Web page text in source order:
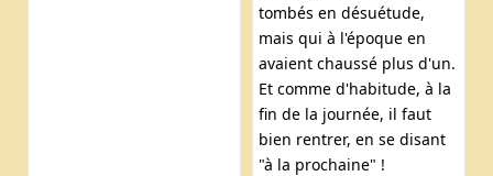
tombés en désuétude,
mais qui à l'époque en
avaient chaussé plus d'un.
Et comme d'habitude, à la
fin de la journée, il faut
bien rentrer, en se disant
"à la prochaine" !